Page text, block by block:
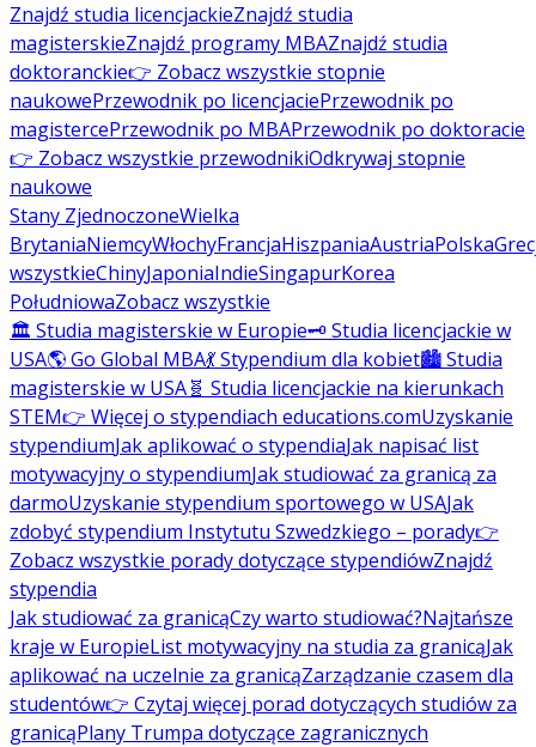
Znajdź studia licencjackieZnajdź studia
magisterskieZnajdź programy MBAZnajdź studia
doktoranckie👉 Zobacz wszystkie stopnie
naukowePrzewodnik po licencjaciePrzewodnik po
magistercePrzewodnik po MBAPrzewodnik po doktoracie
👉 Zobacz wszystkie przewodnikiOdkrywaj stopnie
naukowe
Stany ZjednoczoneWielka
BrytaniaNiemcyWłochyFrancjaHiszpaniaAustriaPolska
wszystkieChinyJaponiaIndieSingapurKorea
PołudniowaZobacz wszystkie
🏛️ Studia magisterskie w Europie🗝️ Studia licencjackie w
USA🌎 Go Global MBA💃 Stypendium dla kobiet🏙️ Studia
magisterskie w USA🧬 Studia licencjackie na kierunkach
STEM👉 Więcej o stypendiach educations.comUzyskanie
stypendiumJak aplikować o stypendiaJak napisać list
motywacyjny o stypendiumJak studiować za granicą za
darmoUzyskanie stypendium sportowego w USAJak
zdobyć stypendium Instytutu Szwedzkiego – porady👉
Zobacz wszystkie porady dotyczące stypendiówZnajdź
stypendia
Jak studiować za granicąCzy warto studiować?Najtańsze
kraje w EuropieList motywacyjny na studia za granicąJak
aplikować na uczelnie za granicąZarządzanie czasem dla
studentów👉 Czytaj więcej porad dotyczących studiów za
granicąPlany Trumpa dotyczące zagranicznych